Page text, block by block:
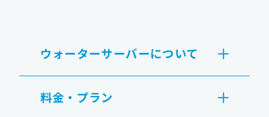
ウォーターサーバーについて
料金・プラン